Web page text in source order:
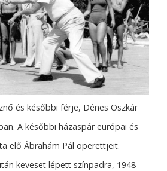
és későbbi férje, Dénes Oszkár
A későbbi házaspár európai és
elő Ábrahám Pál operettjeit.
keveset lépett színpadra, 1948-